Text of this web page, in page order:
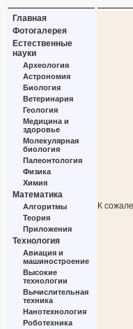
Главная
Фотогалерея
Естественные
науки
Археология
Астрономия
Биология
Ветеринария
Геология
Медицина и
здоровье
Молекулярная
биология
Палеонтология
Физика
Химия
Математика
Алгоритмы
Теория
Приложения
Технология
Авиация и
машиностроение
Высокие
технологии
Вычислительная
техника
Нанотехнология
Роботехника
К